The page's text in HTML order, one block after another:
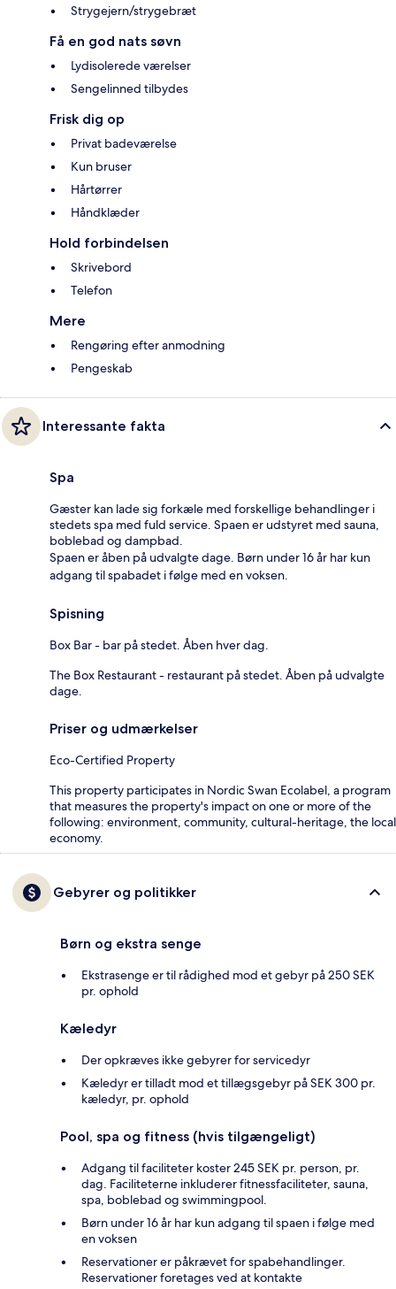
Strygejern/strygebræt
Få en god nats søvn
Lydisolerede værelser
Sengelinned tilbydes
Frisk dig op
Privat badeværelse
Kun bruser
Hårtørrer
Håndklæder
Hold forbindelsen
Skrivebord
Telefon
Mere
Rengøring efter anmodning
Pengeskab
Interessante fakta
Spa
Gæster kan lade sig forkæle med forskellige behandlinger i
stedets spa med fuld service. Spaen er udstyret med sauna,
boblebad og dampbad.
Spaen er åben på udvalgte dage. Børn under 16 år har kun
adgang til spabadet i følge med en voksen.
Spisning
Box Bar - bar på stedet. Åben hver dag.
The Box Restaurant - restaurant på stedet. Åben på udvalgte
dage.
Priser og udmærkelser
Eco-Certified Property
This property participates in Nordic Swan Ecolabel, a program
that measures the property's impact on one or more of the
following: environment, community, cultural-heritage, the local
economy.
Gebyrer og politikker
Børn og ekstra senge
Ekstrasenge er til rådighed mod et gebyr på 250 SEK
pr. ophold
Kæledyr
Der opkræves ikke gebyrer for servicedyr
Kæledyr er tilladt mod et tillægsgebyr på SEK 300 pr.
kæledyr, pr. ophold
Pool, spa og fitness (hvis tilgængeligt)
Adgang til faciliteter koster 245 SEK pr. person, pr.
dag. Faciliteterne inkluderer fitnessfaciliteter, sauna,
spa, boblebad og swimmingpool.
Børn under 16 år har kun adgang til spaen i følge med
en voksen
Reservationer er påkrævet for spabehandlinger.
Reservationer foretages ved at kontakte